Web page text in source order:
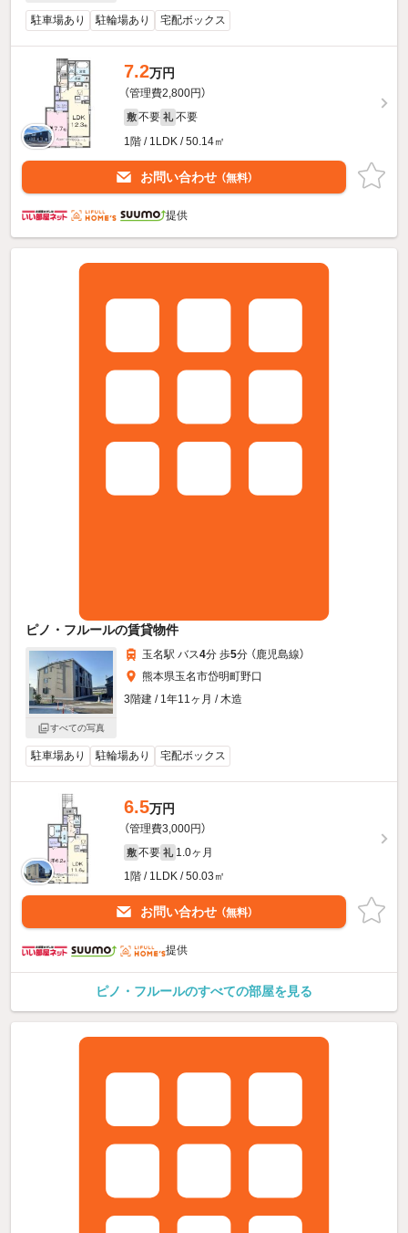
駐車場あり 駐輪場あり 宅配ボックス
7.2万円
（管理費2,800円）
敷 不要 礼 不要
1階 / 1LDK / 50.14㎡
お問い合わせ （無料）
提供
ピノ・フルールの賃貸物件
すべての写真
玉名駅 バス4分 歩5分 （鹿児島線）
熊本県玉名市岱明町野口
3階建 / 1年11ヶ月 / 木造
駐車場あり 駐輪場あり 宅配ボックス
6.5万円
（管理費3,000円）
敷 不要 礼 1.0ヶ月
1階 / 1LDK / 50.03㎡
お問い合わせ （無料）
提供
ピノ・フルールのすべての部屋を見る